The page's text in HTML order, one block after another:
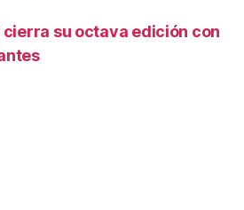
su octava edición con